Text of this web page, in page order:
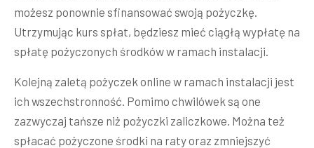
możesz ponownie sfinansować swoją pożyczkę.
Utrzymując kurs spłat, będziesz mieć ciągłą wypłatę na
spłatę pożyczonych środków w ramach instalacji.
Kolejną zaletą pożyczek online w ramach instalacji jest
ich wszechstronność. Pomimo chwilówek są one
zazwyczaj tańsze niż pożyczki zaliczkowe. Można też
spłacać pożyczone środki na raty oraz zmniejszyć